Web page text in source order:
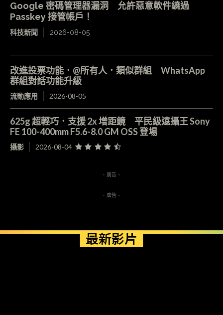
Google 密碼管理器漏洞 允許惡意軟件繞過
Passkey 接管帳戶！
科技新聞 2026-08-05
改進投票功能．@所有人．類似群組 WhatsApp
群組對話功能升級
流動應用 2026-08-05
625g 超輕巧．支援 2x 增距鏡 平民級遠攝王 Sony
FE 100-400mm F5.6-8.0 GM OSS 登場
攝影 2026-08-04
- 廣告 -
- 廣告 -
最新影片